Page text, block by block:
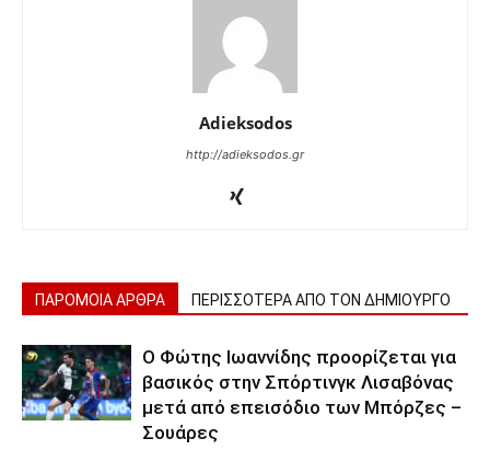
Adieksodos
http://adieksodos.gr
ΠΑΡΟΜΟΙΑ ΑΡΘΡΑ ΠΕΡΙΣΣΟΤΕΡΑ ΑΠΟ ΤΟΝ ΔΗΜΙΟΥΡΓΟ
Ο Φώτης Ιωαννίδης προορίζεται για
βασικός στην Σπόρτινγκ Λισαβόνας
μετά από επεισόδιο των Μπόρζες –
Σουάρες